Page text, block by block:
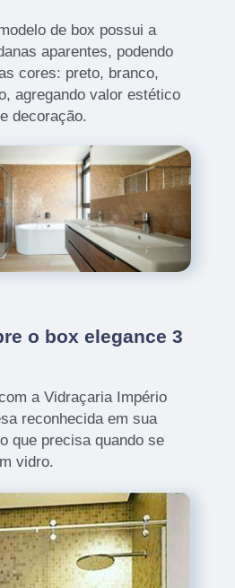
de box possui a
aparentes, podendo
cores: preto, branco,
agregando valor estético
decoração.
o box elegance 3
a Vidraçaria Império
reconhecida em sua
que precisa quando se
vidro.